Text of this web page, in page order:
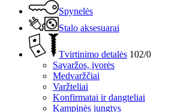
Spynelės
Stalo aksesuarai
Tvirtinimo detalės 102/0
Sąvaržos, įvorės
Medvaržčiai
Varžteliai
Konfirmatai ir dangteliai
Kampinės jungtys